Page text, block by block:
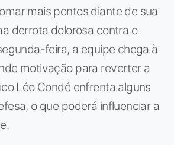
mais pontos diante de sua
derrota dolorosa contra o
feira, a equipe chega à
motivação para reverter a
Léo Condé enfrenta alguns
o que poderá influenciar a